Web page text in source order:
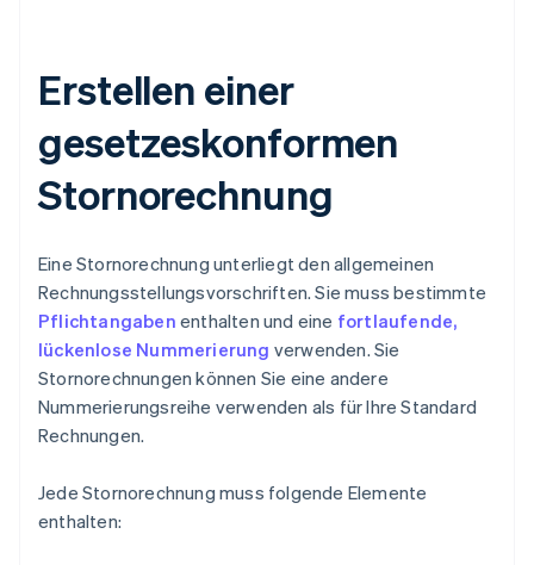
Erstellen einer
gesetzeskonformen
Stornorechnung
Eine Stornorechnung unterliegt den allgemeinen
Rechnungsstellungsvorschriften. Sie muss bestimmte
Pflichtangaben enthalten und eine fortlaufende,
lückenlose Nummerierung verwenden. Sie
Stornorechnungen können Sie eine andere
Nummerierungsreihe verwenden als für Ihre Standard
Rechnungen.
Jede Stornorechnung muss folgende Elemente
enthalten: